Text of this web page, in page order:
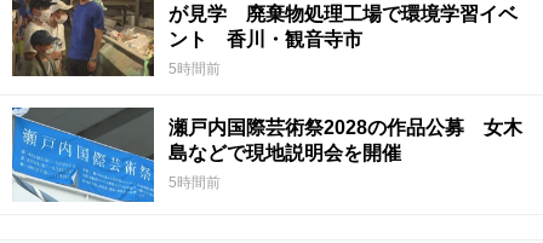
が見学 廃棄物処理工場で環境学習イベ
ント 香川・観音寺市
5時間前
瀬戸内国際芸術祭2028の作品公募 女木
島などで現地説明会を開催
5時間前